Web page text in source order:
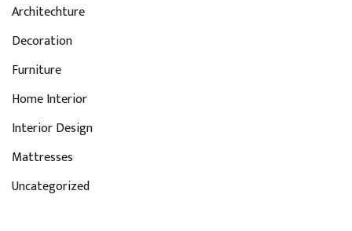
Architechture
Decoration
Furniture
Home Interior
Interior Design
Mattresses
Uncategorized